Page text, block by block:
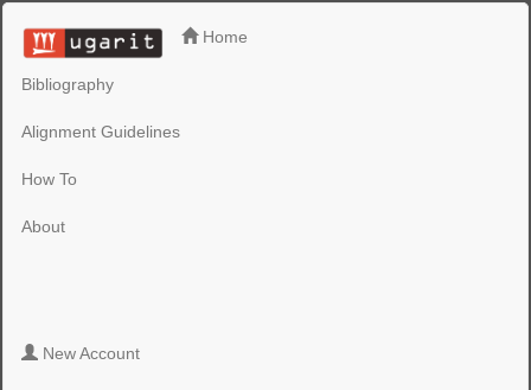
Home
Bibliography
Alignment Guidelines
How To
About
New Account